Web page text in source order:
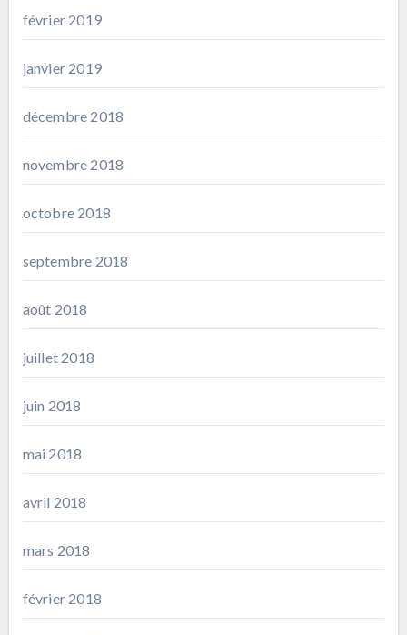
février 2019
janvier 2019
décembre 2018
novembre 2018
octobre 2018
septembre 2018
août 2018
juillet 2018
juin 2018
mai 2018
avril 2018
mars 2018
février 2018